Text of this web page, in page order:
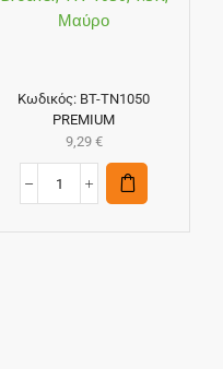
Μαύρο
Κωδικός: BT-TN1050
PREMIUM
9,29 €